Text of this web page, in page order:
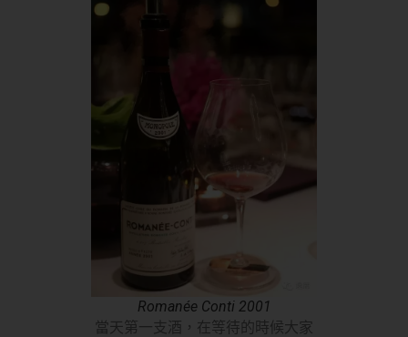
Romanée Conti 2001
當天第一支酒，在等待的時候大家